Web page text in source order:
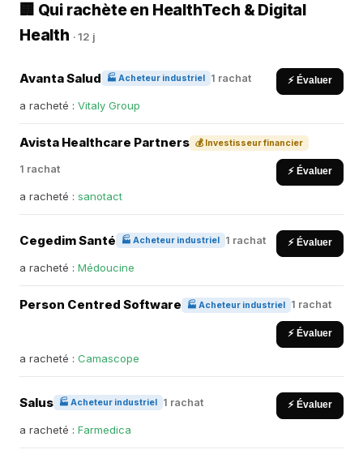
🏢 Qui rachète en HealthTech & Digital
Health · 12 j
Avanta Salud 🏭 Acheteur industriel 1 rachat ⚡ Évaluer
a racheté : Vitaly Group
Avista Healthcare Partners 💰 Investisseur financier
1 rachat ⚡ Évaluer
a racheté : sanotact
Cegedim Santé 🏭 Acheteur industriel 1 rachat ⚡ Évaluer
a racheté : Médoucine
Person Centred Software 🏭 Acheteur industriel 1 rachat
⚡ Évaluer
a racheté : Camascope
Salus 🏭 Acheteur industriel 1 rachat ⚡ Évaluer
a racheté : Farmedica